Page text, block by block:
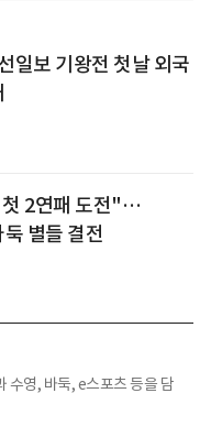
일보 기왕전 첫날 외국
첫 2연패 도전"…
별들 결전
수영, 바둑, e스포츠 등을 담